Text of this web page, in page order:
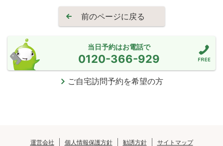
前のページに戻る
当日予約はお電話で
0120-366-929
ご自宅訪問予約を希望の方
運営会社 個人情報保護方針 勧誘方針 サイトマップ